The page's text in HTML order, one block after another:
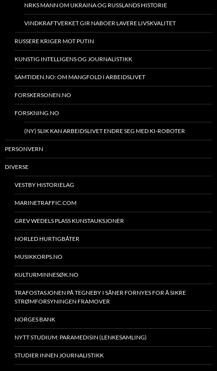
NRKS MANN OM UKRAINA OG RUSSLANDS HISTORIE
VINDKRAFTVERKET GIR NABOER LAVERE LIVSKVALITET
RUSSERE KRIGER MOT PUTIN
KUNSTIG INTELLIGENS OG JOURNALISTIKK
SAMTIDEN.NO: OM MANGFOLD I ARBEIDSLIVET
FORSKERSONEN.NO
FORSKNING.NO
(NY) SLIK KAN ARBEIDSLIVET ENDRE SEG MED KI-ROBOTER
PERSONVERN
DIVERSE
VESTBY HISTORIELAG
MARINETRAFFIC.COM
GREV WEDELS PLASS KUNSTAUKSJONER
NORLED HURTIGBÅTER
MUSIKKORPS.NO
KULTURMINNESØK.NO
TRAFOSTASJONEN PÅ TEGNEBY I SÅNER FORNYES FOR Å SIKRE
STRØMFORSYNINGEN FRAMOVER
NORGES BANK
NYTT STUDIUM: PARAMEDISIN (LENKESAMLING)
STUDIER INNEN JOURNALISTIKK